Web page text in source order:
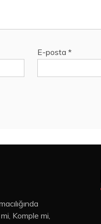
E-posta*
Komple mi,